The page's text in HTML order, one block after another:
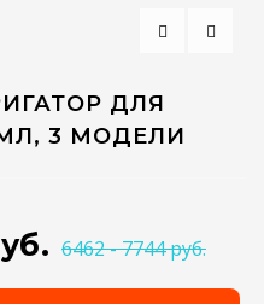
ДЛЯ
3 МОДЕЛИ
6462 - 7744 руб.